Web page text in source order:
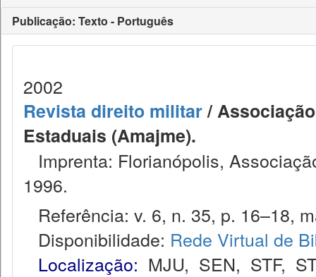
Publicação: Texto - Português
2002
Revista direito militar/
Estaduais (Amajme).
Imprenta: Florianópolis,
1996.
Referência: v. 6, n. 35, p. 16–18,
Disponibilidade: Rede Virtual de
Localização: MJU, SEN, STF,